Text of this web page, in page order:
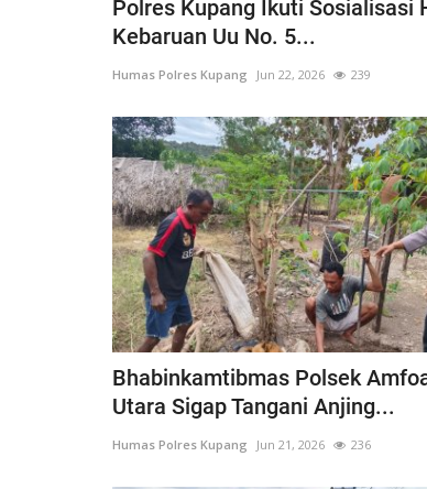
Polres Kupang Ikuti Sosialisasi
Kebaruan Uu No. 5...
Humas Polres Kupang Jun 22, 2026 239
Bhabinkamtibmas Polsek
Utara Sigap Tangani Anjing...
Humas Polres Kupang Jun 21, 2026 236